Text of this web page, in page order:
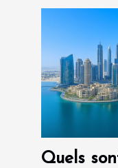
Quels